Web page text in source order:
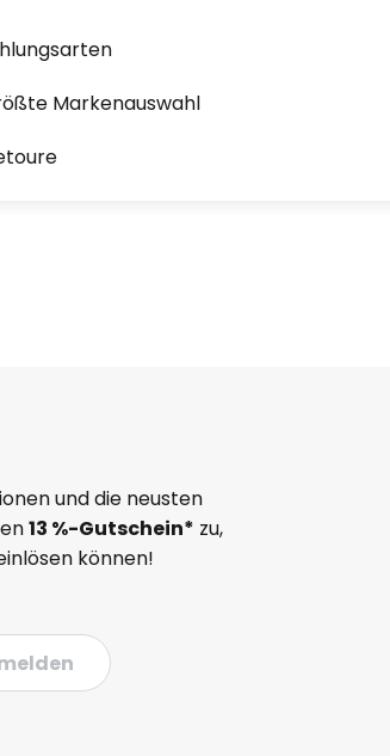
Markenauswahl
und die neusten
13 %-Gutschein* zu,
können!